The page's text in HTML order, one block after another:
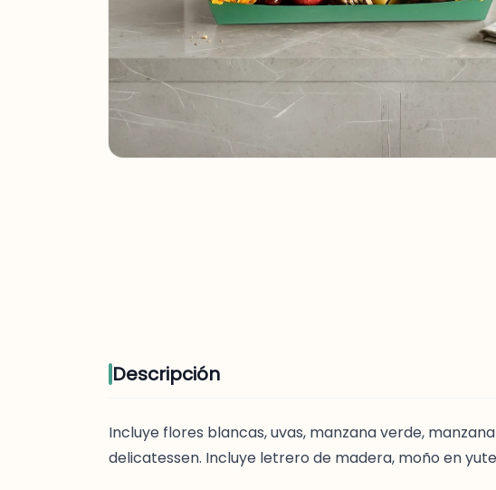
Descripción
Incluye flores blancas, uvas, manzana verde,
delicatessen. Incluye letrero de madera, moño en